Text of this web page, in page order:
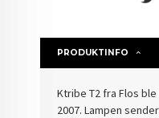
PRODUKTINFO
Ktribe T2 fra Flos
2007. Lampen